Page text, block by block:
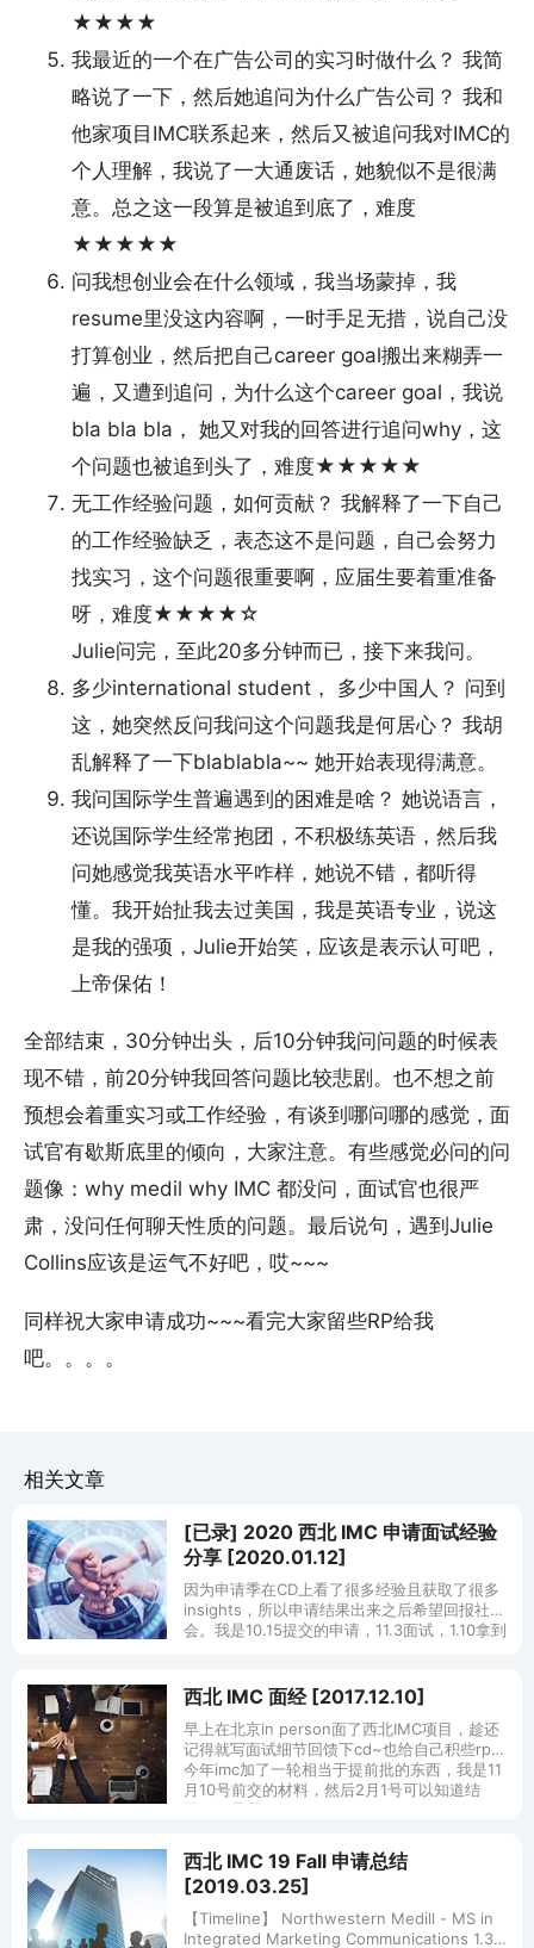
★★★★
我最近的一个在广告公司的实习时做什么？ 我简
略说了一下，然后她追问为什么广告公司？ 我和
他家项目IMC联系起来，然后又被追问我对IMC的
个人理解，我说了一大通废话，她貌似不是很满
意。总之这一段算是被追到底了，难度
★★★★★
问我想创业会在什么领域，我当场蒙掉，我
resume里没这内容啊，一时手足无措，说自己没
打算创业，然后把自己career goal搬出来糊弄一
遍，又遭到追问，为什么这个career goal，我说
bla bla bla， 她又对我的回答进行追问why，这
个问题也被追到头了，难度★★★★★
无工作经验问题，如何贡献？ 我解释了一下自己
的工作经验缺乏，表态这不是问题，自己会努力
找实习，这个问题很重要啊，应届生要着重准备
呀，难度★★★★☆
Julie问完，至此20多分钟而已，接下来我问。
多少international student， 多少中国人？ 问到
这，她突然反问我问这个问题我是何居心？ 我胡
乱解释了一下blablabla~~ 她开始表现得满意。
我问国际学生普遍遇到的困难是啥？ 她说语言，
还说国际学生经常抱团，不积极练英语，然后我
问她感觉我英语水平咋样，她说不错，都听得
懂。我开始扯我去过美国，我是英语专业，说这
是我的强项，Julie开始笑，应该是表示认可吧，
上帝保佑！
全部结束，30分钟出头，后10分钟我问问题的时候表
现不错，前20分钟我回答问题比较悲剧。也不想之前
预想会着重实习或工作经验，有谈到哪问哪的感觉，面
试官有歇斯底里的倾向，大家注意。有些感觉必问的问
题像：why medil why IMC 都没问，面试官也很严
肃，没问任何聊天性质的问题。最后说句，遇到Julie
Collins应该是运气不好吧，哎~~~
同样祝大家申请成功~~~看完大家留些RP给我
吧。。。。
相关文章
[已录] 2020 西北 IMC 申请面试经验
分享 [2020.01.12]
因为申请季在CD上看了很多经验且获取了很多
insights，所以申请结果出来之后希望回报社
会。我是10.15提交的申请，11.3面试，1.10拿到
西北 IMC 面经 [2017.12.10]
早上在北京in person面了西北IMC项目，趁还
记得就写面试细节回馈下cd~也给自己积些rp吧
今年imc加了一轮相当于提前批的东西，我是11
月10号前交的材料，然后2月1号可以知道结
果。但是我
西北 IMC 19 Fall 申请总结
[2019.03.25]
【Timeline】 Northwestern Medill - MS in
Integrated Marketing Communications 1.3